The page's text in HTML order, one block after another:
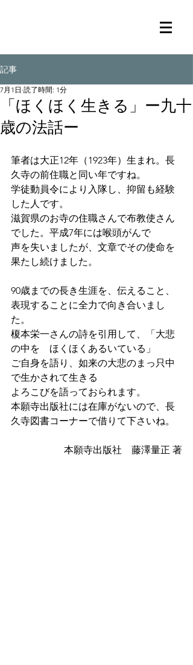
記事
「ほくほく生きる」ー九十
歳の法話ー
7月1日 読了時間: 1分
筆者は大正12年（1923年）生まれ。長
久寺の前住職と同い年ですね。
学徒動員令により入隊し、抑留も経験
した人です。
滋賀県のお寺の住職さんで布教使さん
でした。平成7年には喉頭がんで
声を失いましたが、文章でその使命を
果たし続けました。
90歳までの長き生涯を、伝えること、
表現することに全力で向き合いまし
た。
榎本栄一さんの詩を引用して、「大悲
の中を　ほくほくあるいている」
ご自身を語り、如来の大悲のまっ只中
で生かされて生きる
よろこびを語っておられます。
本願寺出版社には在庫がないので、長
久寺図書コーナーで借りて下さいね。
本願寺出版社　藤澤量正 著